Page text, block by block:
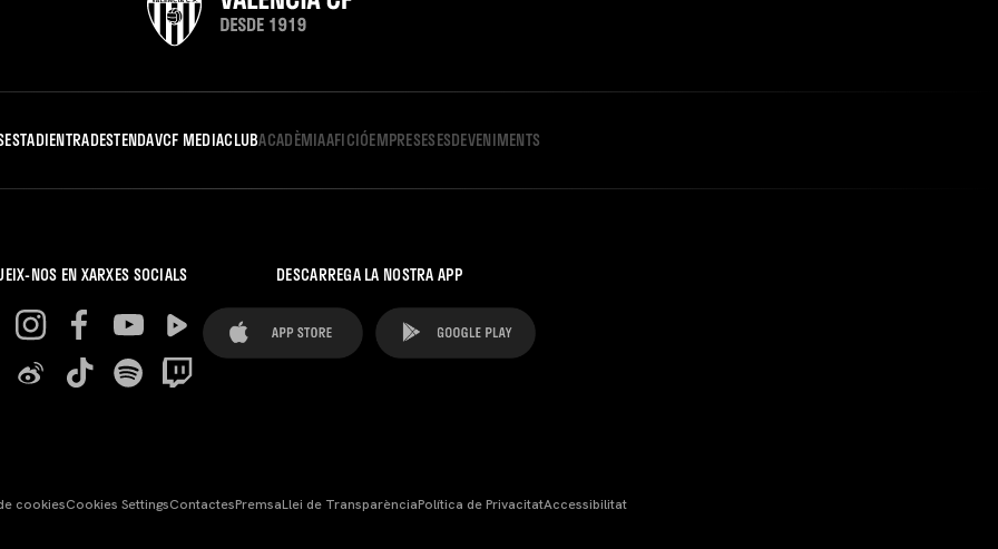
ESTADIENTRADESTENDAVCF MEDIACLUBACADÈMIAAFICIÓEMPRESESESDEVENIMENTS
NOS EN XARXES SOCIALS DESCARREGA LA NOSTRA APP
cookiesCookies SettingsContactesPremsaLlei de TransparènciaPolítica de PrivacitatAccessibilitat